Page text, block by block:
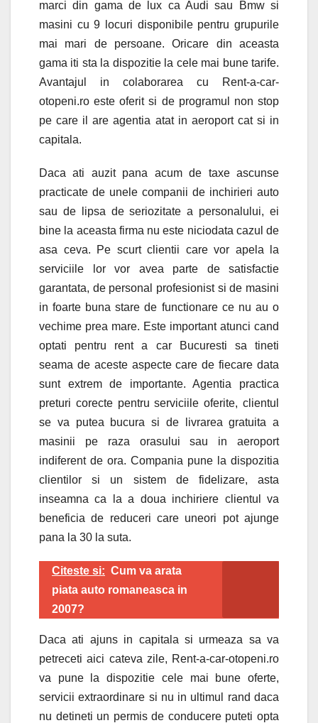
marci din gama de lux ca Audi sau Bmw si
masini cu 9 locuri disponibile pentru grupurile
mai mari de persoane. Oricare din aceasta
gama iti sta la dispozitie la cele mai bune tarife.
Avantajul in colaborarea cu Rent-a-car-
otopeni.ro este oferit si de programul non stop
pe care il are agentia atat in aeroport cat si in
capitala.
Daca ati auzit pana acum de taxe ascunse
practicate de unele companii de inchirieri auto
sau de lipsa de seriozitate a personalului, ei
bine la aceasta firma nu este niciodata cazul de
asa ceva. Pe scurt clientii care vor apela la
serviciile lor vor avea parte de satisfactie
garantata, de personal profesionist si de masini
in foarte buna stare de functionare ce nu au o
vechime prea mare. Este important atunci cand
optati pentru rent a car Bucuresti sa tineti
seama de aceste aspecte care de fiecare data
sunt extrem de importante. Agentia practica
preturi corecte pentru serviciile oferite, clientul
se va putea bucura si de livrarea gratuita a
masinii pe raza orasului sau in aeroport
indiferent de ora. Compania pune la dispozitia
clientilor si un sistem de fidelizare, asta
inseamna ca la a doua inchiriere clientul va
beneficia de reduceri care uneori pot ajunge
pana la 30 la suta.
Citeste si: Cum va arata
piata auto romaneasca in
2007?
Daca ati ajuns in capitala si urmeaza sa va
petreceti aici cateva zile, Rent-a-car-otopeni.ro
va pune la dispozitie cele mai bune oferte,
servicii extraordinare si nu in ultimul rand daca
nu detineti un permis de conducere puteti opta